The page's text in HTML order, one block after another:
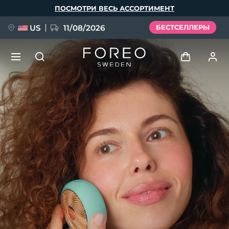
ПОСМОТРИ ВЕСЬ АССОРТИМЕНТ
US 11/08/2026 БЕСТСЕЛЛЕРЫ
Войти
Профиль пользователя
Мои приборы
Мои заказы
Мои адреса
Мои подписки
НОВИНКА
FAQ™ Pure Beauty-Tech Elixir
BREAKING NEWS
issa™ Teeth Whitening Set
Язык
English Deutsch
Español
Français
Italiano
Português
Polski
Svenska
Русский
Türkçe
简体中文 繁體中文